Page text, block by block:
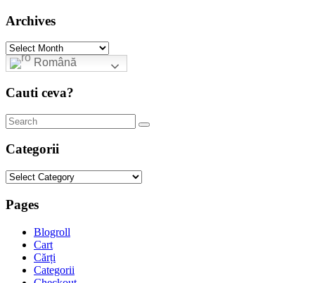
Archives
Archives
Română
Cauti ceva?
Categorii
Categorii
Pages
Blogroll
Cart
Cărți
Categorii